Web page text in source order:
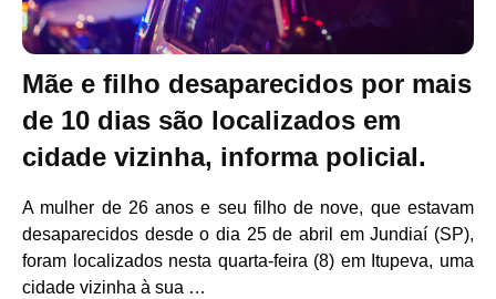
Mãe e filho desaparecidos por mais
de 10 dias são localizados em
cidade vizinha, informa policial.
A mulher de 26 anos e seu filho de nove, que estavam
desaparecidos desde o dia 25 de abril em Jundiaí (SP),
foram localizados nesta quarta-feira (8) em Itupeva, uma
cidade vizinha à sua …